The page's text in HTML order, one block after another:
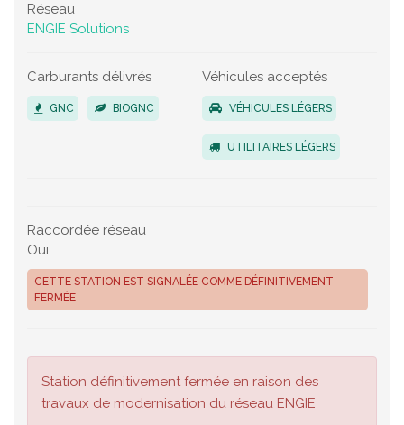
Réseau
ENGIE Solutions
Carburants délivrés
GNC BIOGNC
Véhicules acceptés
VÉHICULES LÉGERS
UTILITAIRES LÉGERS
Raccordée réseau
Oui
CETTE STATION EST SIGNALÉE COMME DÉFINITIVEMENT
FERMÉE
Station définitivement fermée en raison des
travaux de modernisation du réseau ENGIE